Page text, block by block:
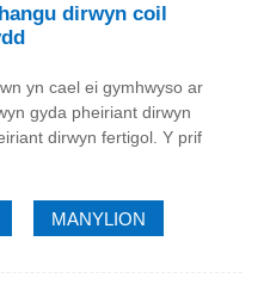
dirwyn coil
yn cael ei gymhwyso ar
gyda pheiriant dirwyn
dirwyn fertigol. Y prif
MANYLION